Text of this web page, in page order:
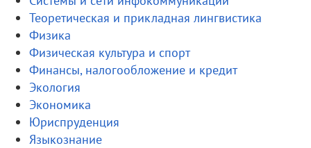
Теоретическая и прикладная лингвистика
Физика
Физическая культура и спорт
Финансы, налогообложение и кредит
Экология
Экономика
Юриспруденция
Языкознание